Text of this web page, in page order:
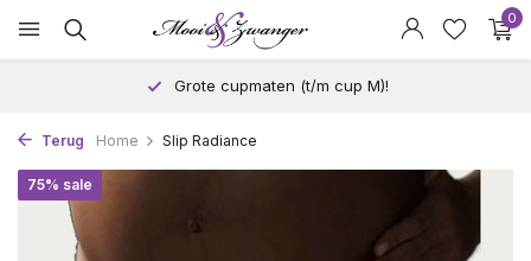
0
Grote cupmaten (t/m cup M)!
Terug Home Slip Radiance
75% sale